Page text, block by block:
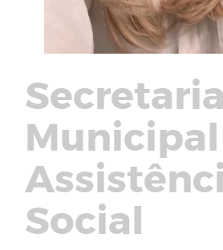
Secretaria
Social